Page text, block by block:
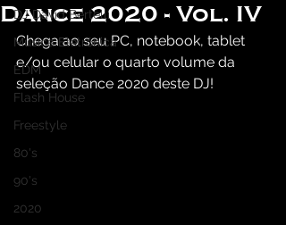
DJ David Bertelli
Música Eletrônica
EDM
Flash House
Freestyle
80's
90's
2020
Dance 2020 - Vol. IV
Chega ao seu PC, notebook, tablet
e/ou celular o quarto volume da
seleção Dance 2020 deste DJ!